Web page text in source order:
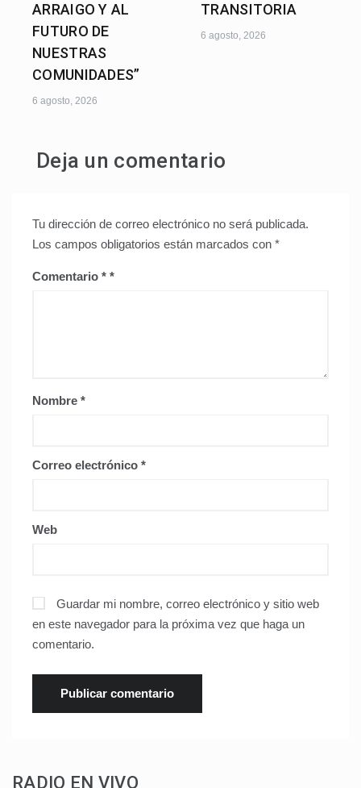
ARRAIGO Y AL
FUTURO DE
NUESTRAS
COMUNIDADES”
6 agosto, 2026
TRANSITORIA
6 agosto, 2026
Deja un comentario
Tu dirección de correo electrónico no será publicada.
Los campos obligatorios están marcados con *
Comentario *
Nombre *
Correo electrónico *
Web
Guardar mi nombre, correo electrónico y sitio web
en este navegador para la próxima vez que haga un
comentario.
RADIO EN VIVO